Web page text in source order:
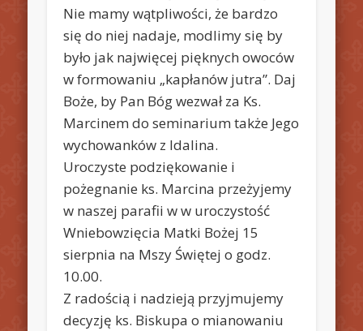
Nie mamy wątpliwości, że bardzo
się do niej nadaje, modlimy się by
było jak najwięcej pięknych owoców
w formowaniu „kapłanów jutra”. Daj
Boże, by Pan Bóg wezwał za Ks.
Marcinem do seminarium także Jego
wychowanków z Idalina.
Uroczyste podziękowanie i
pożegnanie ks. Marcina przeżyjemy
w naszej parafii w w uroczystość
Wniebowzięcia Matki Bożej 15
sierpnia na Mszy Świętej o godz.
10.00.
Z radością i nadzieją przyjmujemy
decyzję ks. Biskupa o mianowaniu